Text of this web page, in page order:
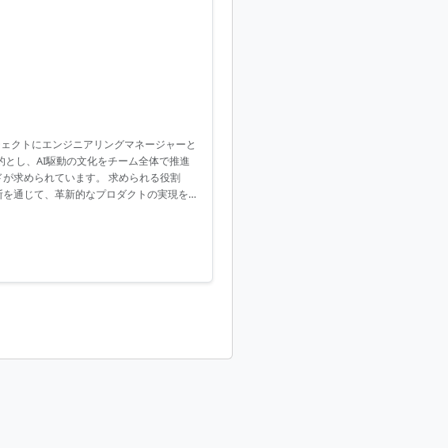
クトにエンジニアリングマネージャーと
し、AI駆動の文化をチーム全体で推進
求められています。 求められる役割
通じて、革新的なプロダクトの実現を目